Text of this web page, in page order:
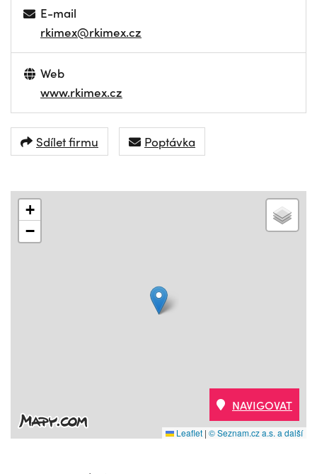
E-mail
rkimex@rkimex.cz
Web
www.rkimex.cz
Sdílet firmu Poptávka
+
−
Leaflet | © Seznam.cz a.s. a další
NAVIGOVAT